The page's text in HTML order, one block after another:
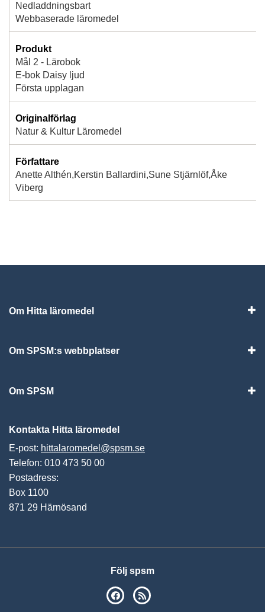
Nedladdningsbart
Webbaserade läromedel
Produkt
Mål 2 - Lärobok
E-bok Daisy ljud
Första upplagan
Originalförlag
Natur & Kultur Läromedel
Författare
Anette Althén,Kerstin Ballardini,Sune Stjärnlöf,Åke
Viberg
Om Hitta läromedel
Om SPSM:s webbplatser
Om SPSM
Kontakta Hitta läromedel
E-post: hittalaromedel@spsm.se
Telefon: 010 473 50 00
Postadress:
Box 1100
871 29 Härnösand
Följ spsm
SPSM på Facebook